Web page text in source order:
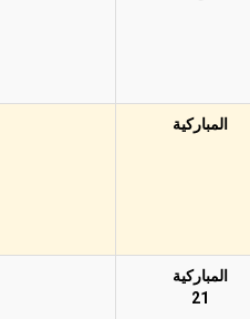
المباركية
المباركية
21